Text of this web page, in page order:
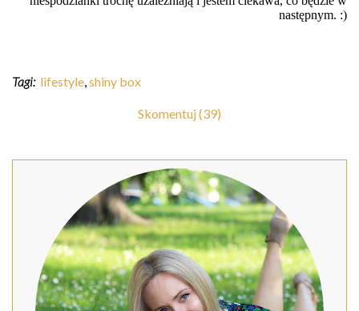
następnym. :)
Tagi: lifestyle,shiny box
Skomentuj (39)